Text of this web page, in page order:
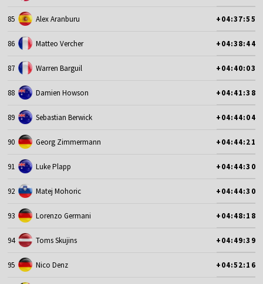
85 Alex Aranburu +04:37:55
86 Matteo Vercher +04:38:44
87 Warren Barguil +04:40:03
88 Damien Howson +04:41:38
89 Sebastian Berwick +04:44:04
90 Georg Zimmermann +04:44:21
91 Luke Plapp +04:44:30
92 Matej Mohoric +04:44:30
93 Lorenzo Germani +04:48:18
94 Toms Skujins +04:49:39
95 Nico Denz +04:52:16